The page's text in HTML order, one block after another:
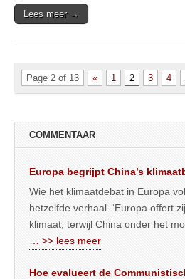
Lees meer →
Page 2 of 13 « 1 2 3 4
COMMENTAAR
Europa begrijpt China’s
Wie het klimaatdebat in Europa
hetzelfde verhaal. ‘Europa offert
klimaat, terwijl China onder het
… >> lees meer
Hoe evalueert de